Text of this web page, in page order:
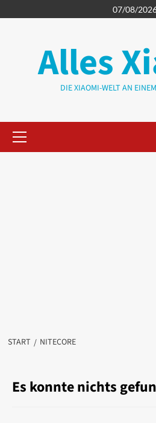
Inhalt
07/08/
Alles
DIE XIAOMI-WELT AN
Menü
START NITECORE
Es konnte nichts